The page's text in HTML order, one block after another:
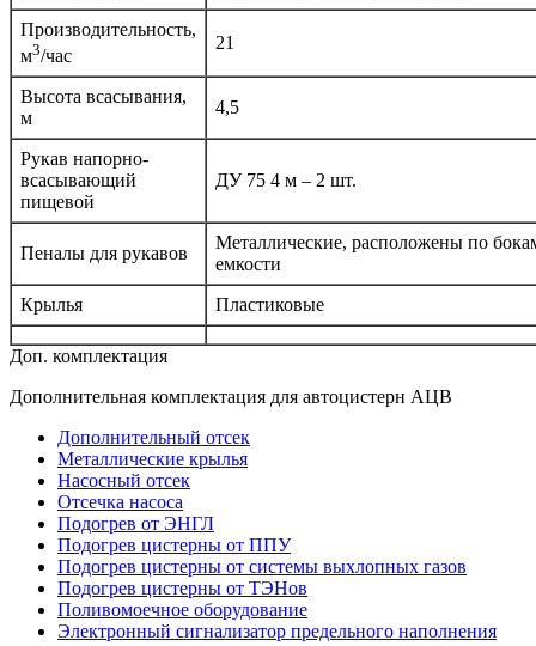
Производительность,
м3/час
21
Высота всасывания,
м
4,5
Рукав напорно-
всасывающий
пищевой
ДУ 75 4 м – 2 шт.
Пеналы для рукавов
Металлические, расположены по
емкости
Крылья
Пластиковые
Доп. комплектация
Дополнительная комплектация для автоцистерн АЦВ
Дополнительный отсек
Металлические крылья
Насосный отсек
Отсечка насоса
Подогрев от ЭНГЛ
Подогрев цистерны от ППУ
Подогрев цистерны от системы выхлопных газов
Подогрев цистерны от ТЭНов
Поливомоечное оборудование
Электронный сигнализатор предельного наполнения